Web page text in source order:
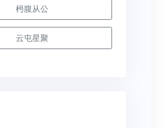
枵腹从公
云屯星聚